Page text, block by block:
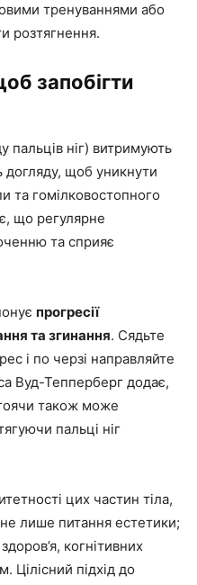
тренуваннями або
розтягнення.
запобігти
пальців ніг) витримують
догляду, щоб уникнути
та гомілковостопного
що регулярне
та сприяє
прогресії
та згинання. Сядьте
і по черзі направляйте
Вуд-Тепперберг додає,
також може
пальці ніг
цих частин тіла,
лише питання естетики;
когнітивних
Цілісний підхід до